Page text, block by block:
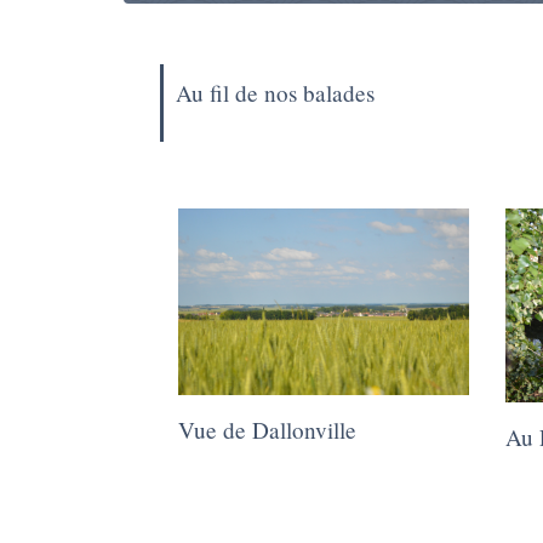
Au fil de nos balades
Vue de Dallonville Au